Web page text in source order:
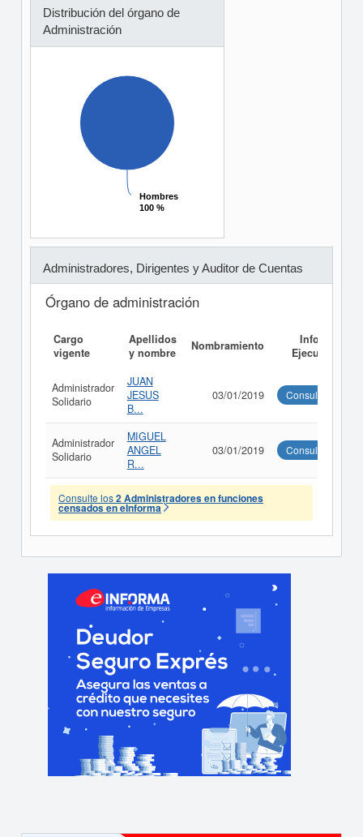
Distribución del órgano de
Administración
Hombres
100 %
Hombres
100 %
Administradores, Dirigentes y Auditor de Cuentas
Órgano de administración
Cargo
vigente
Apellidos
y nombre
Nombramiento
Informe
Ejecutivo
Administrador
Solidario
JUAN
JESUS
B...
03/01/2019 Consultar
Administrador
Solidario
MIGUEL
ANGEL
R...
03/01/2019 Consultar
Consulte los2 Administradores en funciones
censados en eInforma